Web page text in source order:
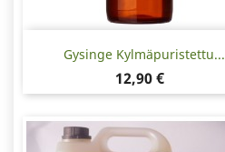
Gysinge Kylmäpuristettu...
Hinta
12,90 €